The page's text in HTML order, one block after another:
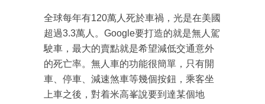
全球每年有120萬人死於車禍，光是在美國
超過3.3萬人。Google要打造的就是無人駕
駛車，最大的賣點就是希望減低交通意外
的死亡率。無人車的功能很簡單，只有開
車、停車、減速煞車等幾個按鈕，乘客坐
上車之後，對着米高峯說要到達某個地